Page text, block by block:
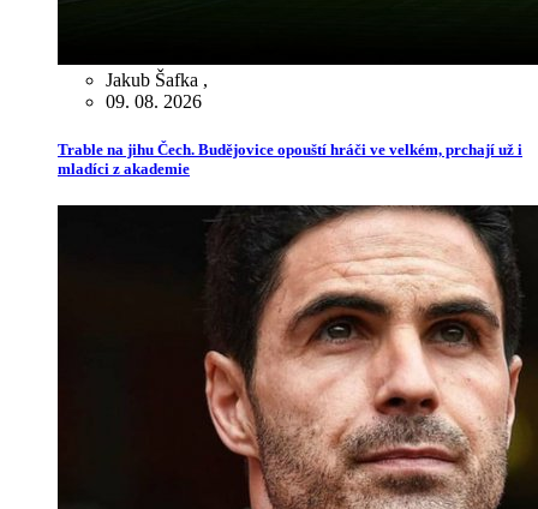
Jakub Šafka ,
09. 08. 2026
Trable na jihu Čech. Budějovice opouští hráči ve velkém, prchají už i
mladíci z akademie